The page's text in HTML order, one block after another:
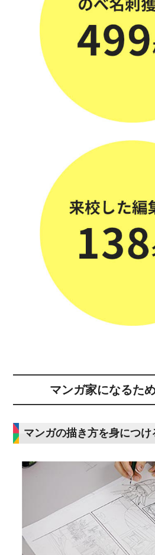
マンガ家になるた
マンガの描き方を身につけ